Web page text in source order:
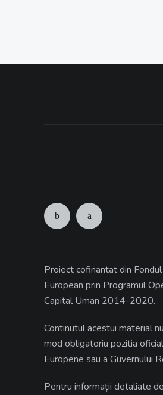
Proiect cofinantat din
European prin Programul
Capital Uman 2014-2020.
Continutul acestui material
mod obligatoriu pozitia
Europene sau a Guvernului
Pentru informații detaliate